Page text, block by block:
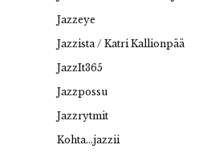
Jazzeye
Jazzista / Katri Kallionpää
JazzIt365
Jazzpossu
Jazzrytmit
Kohta…jazzii